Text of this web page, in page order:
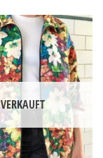
VERKAUFT